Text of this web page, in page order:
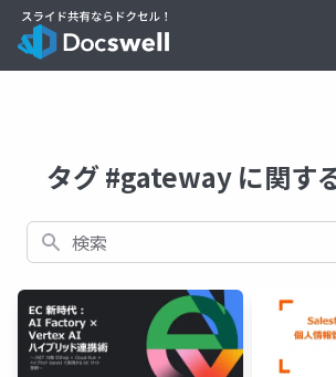
タグ #gateway に関す
検索